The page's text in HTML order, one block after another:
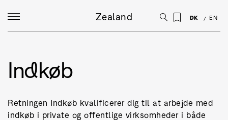
Zealand DK EN
Indkøb
Retningen Indkøb kvalificerer dig til at arbejde med
indkøb i private og offentlige virksomheder i både